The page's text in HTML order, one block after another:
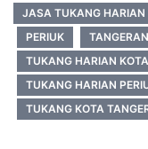
JASA TUKANG HARIAN
PERIUK
TUKANG HARIAN
TUKANG HARIAN
TUKANG KOTA